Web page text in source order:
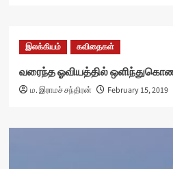
இலக்கியம் கவிதைகள்
வரைந்த ஓவியத்தில்
ம. இராமச் சந்திரன் February 15, 2019